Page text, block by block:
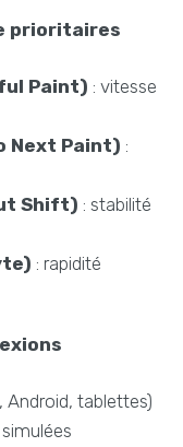
prioritaires
Paint) : vitesse
Next Paint) :
Shift) : stabilité
: rapidité
Android, tablettes)